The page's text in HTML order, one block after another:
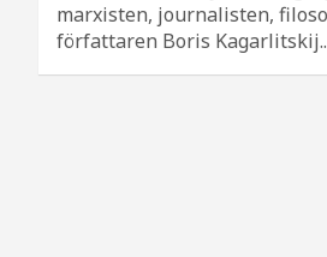
marxisten, journalisten,
författaren Boris